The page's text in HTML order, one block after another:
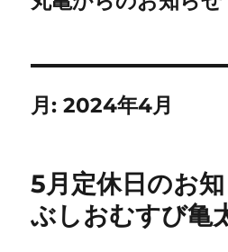
月:2024年4月
5月定休日のお
ぶしおむすび亀